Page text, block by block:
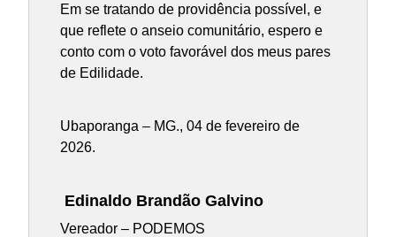
Em se tratando de providência possível, e
que reflete o anseio comunitário, espero e
conto com o voto favorável dos meus pares
de Edilidade.
Ubaporanga – MG., 04 de fevereiro de
2026.
Edinaldo Brandão Galvino
Vereador – PODEMOS